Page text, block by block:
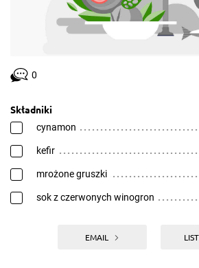
0
Składniki
cynamon
kefir
mrożone gruszki
sok z czerwonych winogron
EMAIL